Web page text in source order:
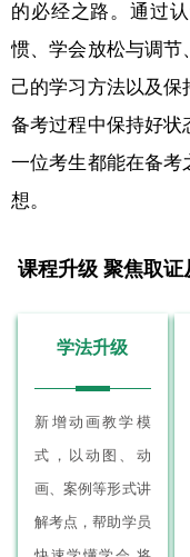
的必经之路。通过
惯、学会放松与调节
己的学习方法以及保
备考过程中保持好状
一位考生都能在备考
想。
课程升级 聚焦取证
学法升级
新增动画教学模
式，以动图、动
画、案例等形式讲
解考点，帮助学员